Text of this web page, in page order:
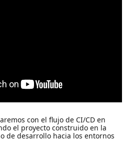
con el flujo de CI/CD en
el proyecto construido en la
de desarrollo hacia los entornos